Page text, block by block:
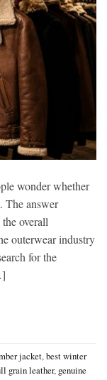
wonder whether
The answer
overall
outerwear industry
for the
jacket,best winter
grain leather, genuine